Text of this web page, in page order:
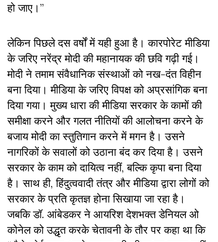
हो जाए।”
लेकिन पिछले दस वर्षों में यही हुआ है। कारपोरेट मीडिया
के जरिए नरेंद्र मोदी की महानायक की छवि गढ़ी गई।
मोदी ने तमाम संवैधानिक संस्थाओं को नख-दंत विहीन
बना दिया। मीडिया के जरिए विपक्ष को अप्रसांगिक बना
दिया गया। मुख्य धारा की मीडिया सरकार के कामों की
समीक्षा करने और गलत नीतियों की आलोचना करने के
बजाय मोदी का स्तुतिगान करने में मगन है। उसने
नागरिकों के सवालों को उठाना बंद कर दिया है। उसने
सरकार के काम को दायित्व नहीं, बल्कि कृपा बना दिया
है। साथ ही, हिंदुत्ववादी तंत्र और मीडिया द्वारा लोगों को
सरकार के प्रति कृतज्ञ होना सिखाया जा रहा है।
जबकि डॉ. आंबेडकर ने आयरिश देशभक्त डेनियल ओ
कोनेल को उद्धृत करके चेतावनी के तौर पर कहा था कि